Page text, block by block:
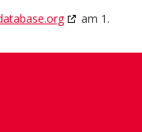
am 1.